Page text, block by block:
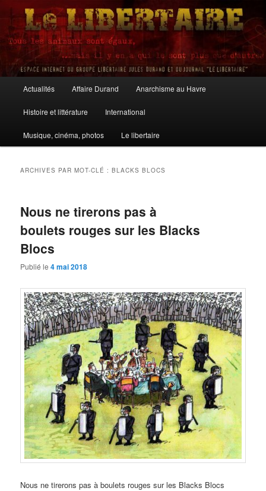
Aller
contenu
principal
Aller
contenu
secondaire
Le Libertaire
principal
Actualités Affaire Durand Anarchisme au Havre
Histoire et littérature International
Musique, cinéma, photos Le libertaire
ARCHIVES PAR MOT-CLÉ :BLACKS BLOCS
Nous ne tirerons pas à
boulets rouges sur les Blacks
Blocs
Publié le4 mai 2018
Nous ne tirerons pas à boulets rouges sur les Blacks Blocs